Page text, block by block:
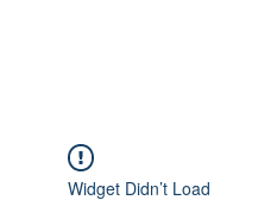
Widget Didn’t Load